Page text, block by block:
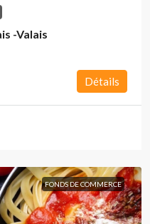
-Valais
Détails
FONDS DE COMMERCE